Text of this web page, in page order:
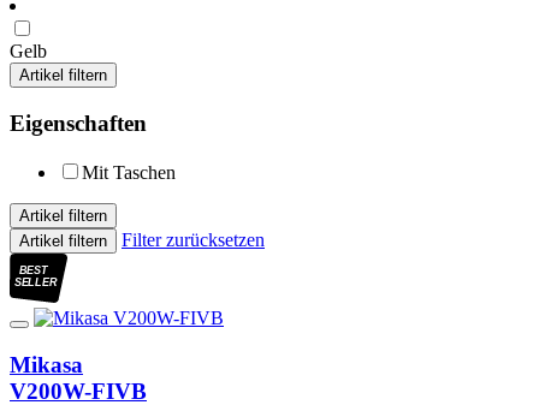
Gelb
Artikel filtern
Eigenschaften
Mit Taschen
Artikel filtern
Artikel filtern
Filter zurücksetzen
BEST
SELLER
Mikasa
V200W-FIVB